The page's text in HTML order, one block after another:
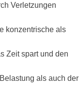
Verletzungen
konzentrische als
Zeit spart und den
als auch der